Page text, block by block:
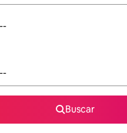
Buscar